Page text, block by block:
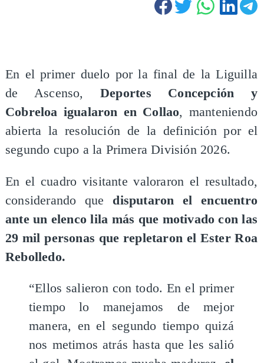
En el primer duelo por la final de la Liguilla
de Ascenso,Deportes Concepción y
Cobreloa igualaron en Collao, manteniendo
abierta la resolución de la definición por el
segundo cupo a la Primera División 2026.
En el cuadro visitante valoraron el resultado,
considerando que disputaron el encuentro
ante un elenco lila más que motivado con las
29 mil personas que repletaron el Ester Roa
Rebolledo.
“Ellos salieron con todo. En el primer
tiempo lo manejamos de mejor
manera, en el segundo tiempo quizá
nos metimos atrás hasta que les salió